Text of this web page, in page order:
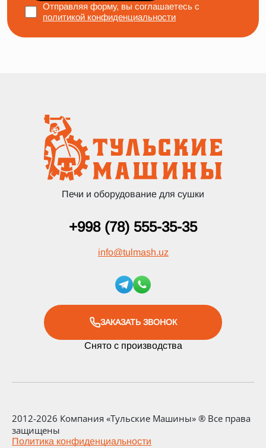
Отправляя форму, вы соглашаетесь с
политикой конфиденциальности
Печи и оборудование для сушки
+998 (78) 555-35-35
info@tulmash.uz
ЗАКАЗАТЬ ЗВОНОК
Снято с производства
2012-2026 Компания «Тульские Машины» ® Все права
защищены
Политика конфиденциальности